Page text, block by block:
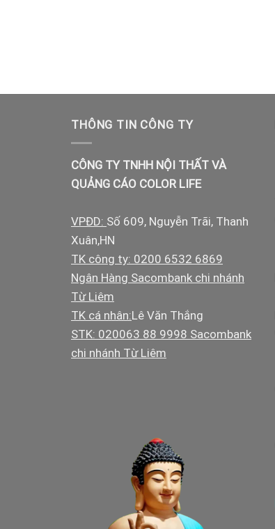
THÔNG TIN CÔNG TY
CÔNG TY TNHH NỘI THẤT VÀ
QUẢNG CÁO COLOR LIFE
VPĐD: Số 609, Nguyễn Trãi, Thanh
Xuân,HN
TK công ty: 0200 6532 6869
Ngân Hàng Sacombank chi nhánh
Từ Liêm
TK cá nhân:Lê Văn Thắng
STK: 020063 88 9998 Sacombank
chi nhánh Từ Liêm